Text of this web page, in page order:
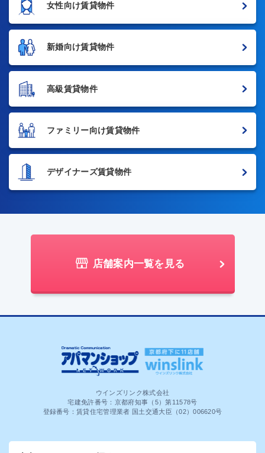
女性向け賃貸物件
新婚向け賃貸物件
高級賃貸物件
ファミリー向け賃貸物件
デザイナーズ賃貸物件
店舗案内一覧を見る
ウインズリンク株式会社
宅建免許番号：京都府知事（5）第11578号
登録番号：賃貸住宅管理業者 国土交通大臣（02）006620号